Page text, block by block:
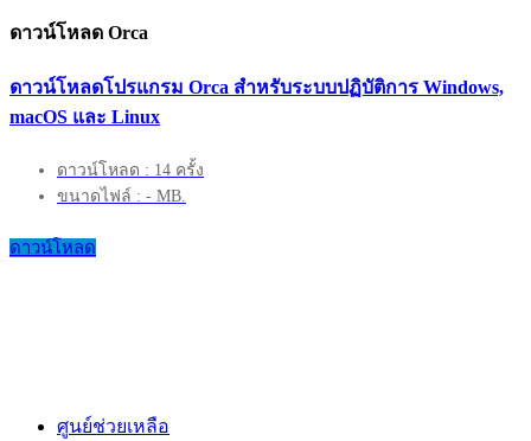
ดาวน์โหลด Orca
ดาวน์โหลดโปรแกรม Orca สำหรับระบบปฏิบัติการ Windows,
macOS และ Linux
ดาวน์โหลด : 14 ครั้ง
ขนาดไฟล์ : - MB.
ดาวน์โหลด
ศูนย์ช่วยเหลือ